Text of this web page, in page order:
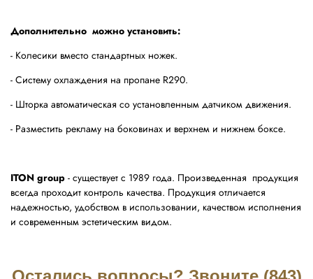
Дополнительно можно установить:
- Колесики вместо стандартных ножек.
- Систему охлаждения на пропане R290.
- Шторка автоматическая со установленным датчиком движения.
- Разместить рекламу на боковинах и верхнем и нижнем боксе.
ITON group - существует с 1989 года. Произведенная продукция
всегда проходит контроль качества. Продукция отличается
надежностью, удобством в использовании, качеством исполнения
и современным эстетическим видом.